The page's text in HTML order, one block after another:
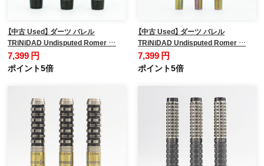
【中古 Used】 ダーツ バレル
TRiNiDAD Undisputed Romer …
7,399 円
ポイント5倍
【中古 Used】 ダーツ バレル
TRiNiDAD Undisputed Romer …
7,399 円
ポイント5倍